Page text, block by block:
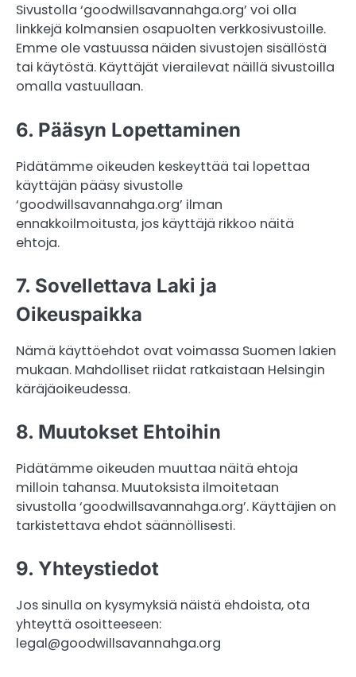
Sivustolla ‘goodwillsavannahga.org’ voi olla
linkkejä kolmansien osapuolten verkkosivustoille.
Emme ole vastuussa näiden sivustojen sisällöstä
tai käytöstä. Käyttäjät vierailevat näillä sivustoilla
omalla vastuullaan.
6. Pääsyn Lopettaminen
Pidätämme oikeuden keskeyttää tai lopettaa
käyttäjän pääsy sivustolle
‘goodwillsavannahga.org’ ilman
ennakkoilmoitusta, jos käyttäjä rikkoo näitä
ehtoja.
7. Sovellettava Laki ja
Oikeuspaikka
Nämä käyttöehdot ovat voimassa Suomen lakien
mukaan. Mahdolliset riidat ratkaistaan Helsingin
käräjäoikeudessa.
8. Muutokset Ehtoihin
Pidätämme oikeuden muuttaa näitä ehtoja
milloin tahansa. Muutoksista ilmoitetaan
sivustolla ‘goodwillsavannahga.org’. Käyttäjien on
tarkistettava ehdot säännöllisesti.
9. Yhteystiedot
Jos sinulla on kysymyksiä näistä ehdoista, ota
yhteyttä osoitteeseen:
legal@goodwillsavannahga.org